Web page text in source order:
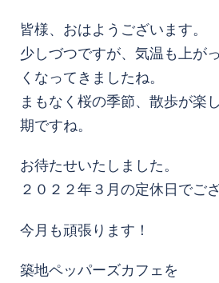
皆様、おはようございます。
少しづつですが、気温も上が
くなってきましたね。
まもなく桜の季節、散歩が楽
期ですね。
お待たせいたしました。
２０２２年３ 月の定休日でご
今月も頑張ります！
築地ペッパーズカフェを